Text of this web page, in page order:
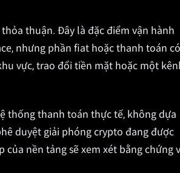
thuận. Đây là đặc điểm vận hành
nhưng phần fiat hoặc thanh toán có
vực, trao đổi tiền mặt hoặc một
thống thanh toán thực tế, không dựa
duyệt giải phóng crypto đang được
nền tảng sẽ xem xét bằng chứng